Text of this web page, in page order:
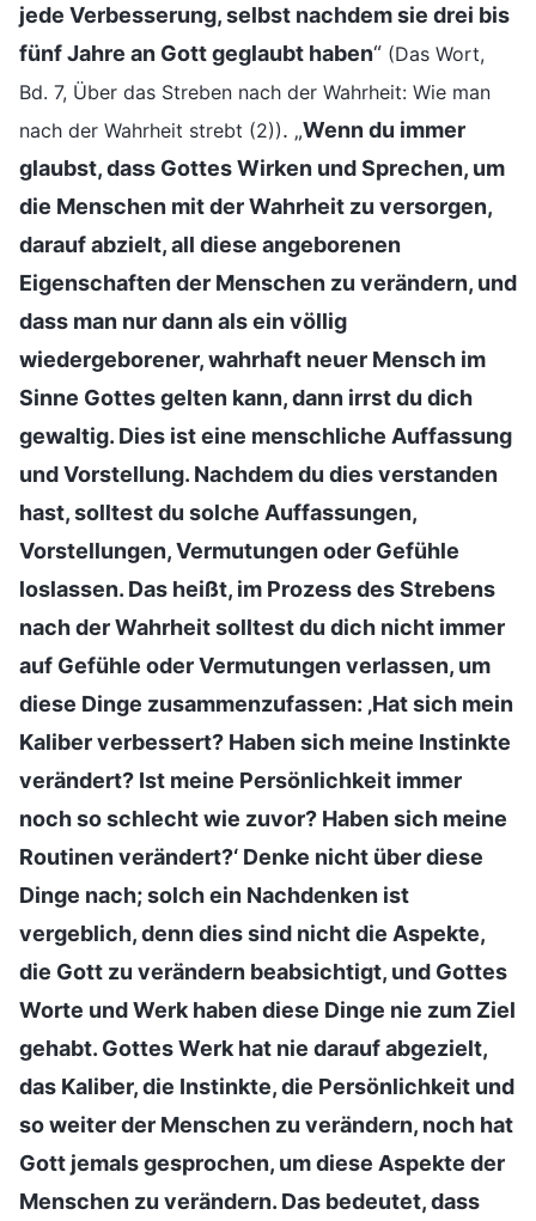
jede Verbesserung, selbst nachdem sie drei bis
fünf Jahre an Gott geglaubt haben“ (Das Wort,
Bd. 7, Über das Streben nach der Wahrheit: Wie man
nach der Wahrheit strebt (2)). „Wenn du immer
glaubst, dass Gottes Wirken und Sprechen, um
die Menschen mit der Wahrheit zu versorgen,
darauf abzielt, all diese angeborenen
Eigenschaften der Menschen zu verändern, und
dass man nur dann als ein völlig
wiedergeborener, wahrhaft neuer Mensch im
Sinne Gottes gelten kann, dann irrst du dich
gewaltig. Dies ist eine menschliche Auffassung
und Vorstellung. Nachdem du dies verstanden
hast, solltest du solche Auffassungen,
Vorstellungen, Vermutungen oder Gefühle
loslassen. Das heißt, im Prozess des Strebens
nach der Wahrheit solltest du dich nicht immer
auf Gefühle oder Vermutungen verlassen, um
diese Dinge zusammenzufassen: ‚Hat sich mein
Kaliber verbessert? Haben sich meine Instinkte
verändert? Ist meine Persönlichkeit immer
noch so schlecht wie zuvor? Haben sich meine
Routinen verändert?‘ Denke nicht über diese
Dinge nach; solch ein Nachdenken ist
vergeblich, denn dies sind nicht die Aspekte,
die Gott zu verändern beabsichtigt, und Gottes
Worte und Werk haben diese Dinge nie zum Ziel
gehabt. Gottes Werk hat nie darauf abgezielt,
das Kaliber, die Instinkte, die Persönlichkeit und
so weiter der Menschen zu verändern, noch hat
Gott jemals gesprochen, um diese Aspekte der
Menschen zu verändern. Das bedeutet, dass